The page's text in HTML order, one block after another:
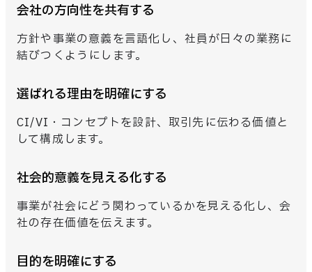
会社の方向性を共有する
方針や事業の意義を言語化し、社員が日々の業務に
結びつくようにします。
選ばれる理由を明確にする
CI/VI・コンセプトを設計、取引先に伝わる価値と
して構成します。
社会的意義を見える化する
事業が社会にどう関わっているかを見える化し、会
社の存在価値を伝えます。
目的を明確にする